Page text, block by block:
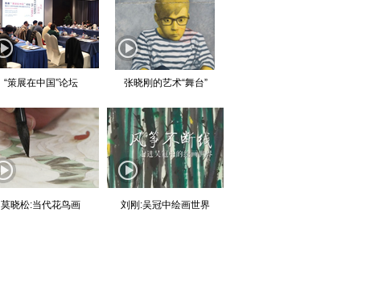
“策展在中国”论坛 张晓刚的艺术“舞台”
莫晓松:当代花鸟画 刘刚:吴冠中绘画世界